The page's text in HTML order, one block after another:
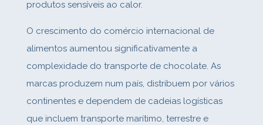
produtos sensíveis ao calor.
O crescimento do comércio internacional de
alimentos aumentou significativamente a
complexidade do transporte de chocolate. As
marcas produzem num país, distribuem por vários
continentes e dependem de cadeias logísticas
que incluem transporte marítimo, terrestre e